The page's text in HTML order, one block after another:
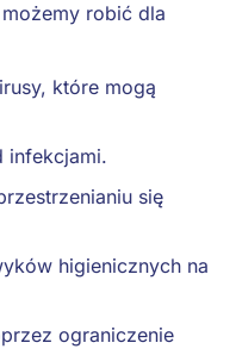
robić dla
które mogą
infekcjami.
się
higienicznych na
ograniczenie